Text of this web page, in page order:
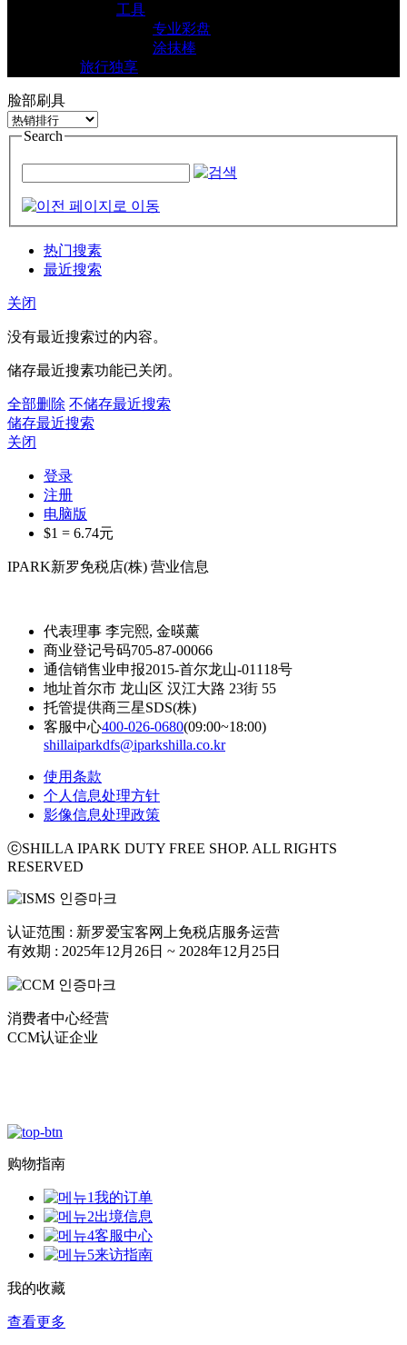
工具
专业彩盘
涂抹棒
旅行独享
脸部刷具
Search
热门搜素
最近搜索
关闭
没有最近搜索过的内容。
储存最近搜素功能已关闭。
全部删除 不储存最近搜索
储存最近搜索
关闭
登录
注册
电脑版
$1 = 6.74元
IPARK新罗免税店(株) 营业信息
代表理事 李完熙, 金暎薰
商业登记号码705-87-00066
通信销售业申报2015-首尔龙山-01118号
地址首尔市 龙山区 汉江大路 23街 55
托管提供商三星SDS(株)
客服中心400-026-0680(09:00~18:00)
shillaiparkdfs@iparkshilla.co.kr
使用条款
个人信息处理方针
影像信息处理政策
ⓒSHILLA IPARK DUTY FREE SHOP. ALL RIGHTS
RESERVED
认证范围 : 新罗爱宝客网上免税店服务运营
有效期 : 2025年12月26日 ~ 2028年12月25日
消费者中心经营
CCM认证企业
购物指南
我的订单
出境信息
客服中心
来访指南
我的收藏
查看更多